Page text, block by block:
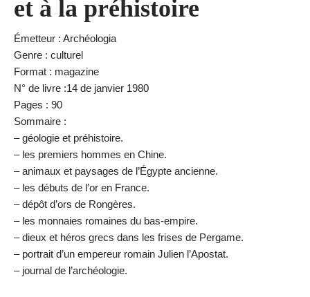
et à la préhistoire
Émetteur : Archéologia
Genre : culturel
Format : magazine
N° de livre :14 de janvier 1980
Pages : 90
Sommaire :
– géologie et préhistoire.
– les premiers hommes en Chine.
– animaux et paysages de l’Égypte ancienne.
– les débuts de l’or en France.
– dépôt d’ors de Rongères.
– les monnaies romaines du bas-empire.
– dieux et héros grecs dans les frises de Pergame.
– portrait d’un empereur romain Julien l’Apostat.
– journal de l’archéologie.